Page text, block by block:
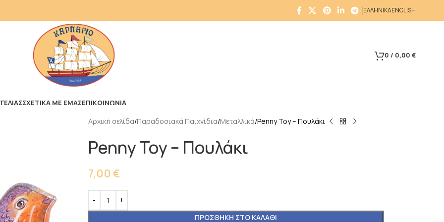
ΕΛΛΗΝΙΚΑENGLISH
0 / 0,00 €
ΣΧΕΤΙΚΑ ΜΕ ΕΜΑΣΕΠΙΚΟΙΝΩΝΙΑ
Αρχική σελίδα Παραδοσιακά Παιχνίδια Μεταλλικά Penny Toy – Πουλάκι
Penny Toy – Πουλάκι
7,00 €
ΠΡΟΣΘΉΚΗ ΣΤΟ ΚΑΛΆΘΙ